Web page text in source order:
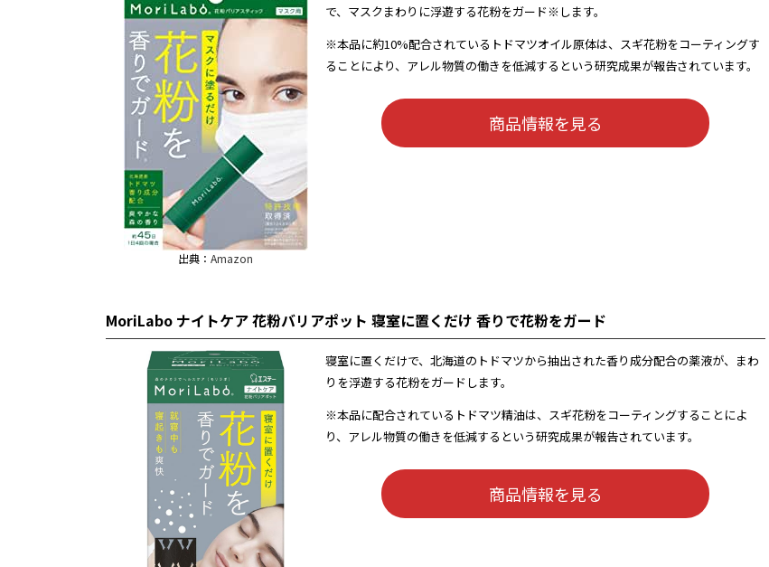
出典：Amazon
で、マスクまわりに浮遊する花粉をガード※します。
※本品に約10%配合されているトドマツオイル原体は、スギ花粉をコーティングす
ることにより、アレル物質の働きを低減するという研究成果が報告されています。
商品情報を見る
MoriLabo ナイトケア 花粉バリアポット 寝室に置くだけ 香りで花粉をガード
寝室に置くだけで、北海道のトドマツから抽出された香り成分配合の薬液が、まわ
りを浮遊する花粉をガードします。
※本品に配合されているトドマツ精油は、スギ花粉をコーティングすることによ
り、アレル物質の働きを低減するという研究成果が報告されています。
商品情報を見る